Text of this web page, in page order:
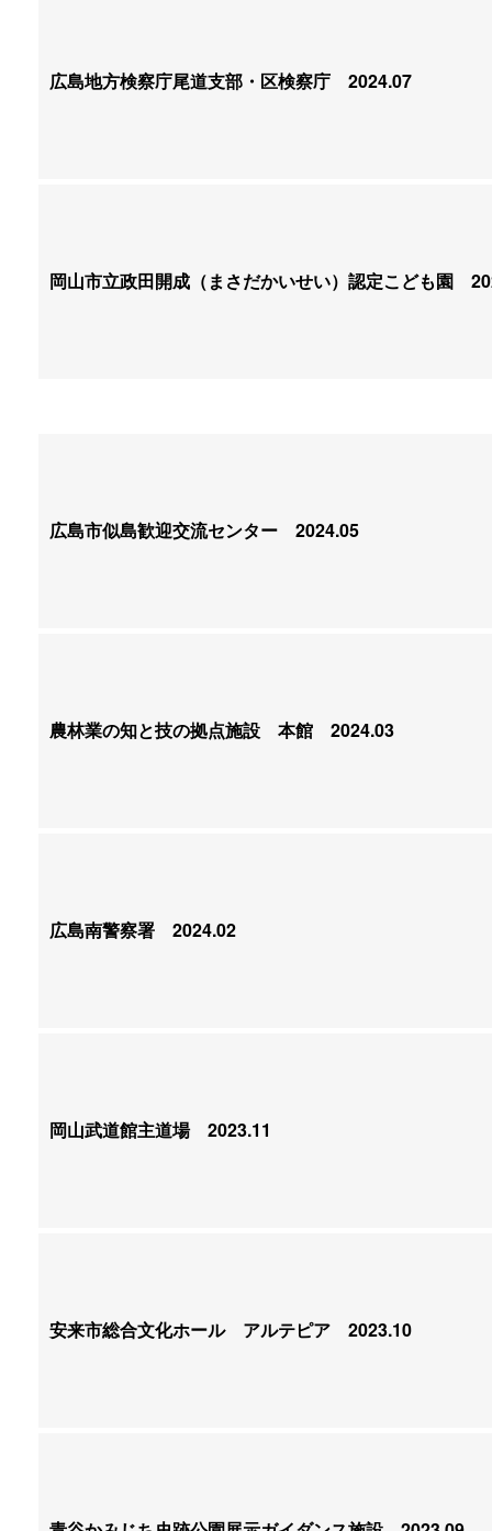
広島地方検察庁尾道支部・区検察庁 2024.07
岡山市立政田開成（まさだかいせい）認定こども園
広島市似島歓迎交流センター 2024.05
農林業の知と技の拠点施設 本館 2024.03
広島南警察署 2024.02
岡山武道館主道場2023.11
安来市総合文化ホール アルテピア 2023.10